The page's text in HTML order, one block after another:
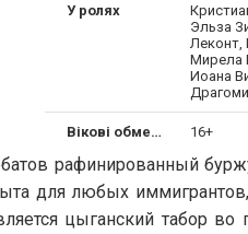
У ролях
Эльза
Леконт,
Мирела
Иоана
Вікові обмеження 16+
рафинированный
для любых
цыганский табор